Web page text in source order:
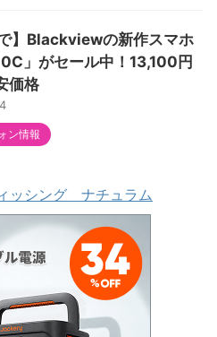
】Blackviewの新作スマホ
」がセール中！13,100円
価格
ン情報